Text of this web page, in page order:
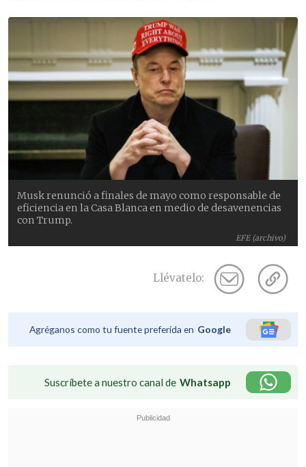
EFE (archivo)
Musk renunció a finales de mayo como responsable de
eficiencia en la Casa Blanca en medio de desavenencias
con Trump.
Llévatelo:
Agréganos como tu fuente preferida en Google
Suscríbete a nuestro canal de Whatsapp